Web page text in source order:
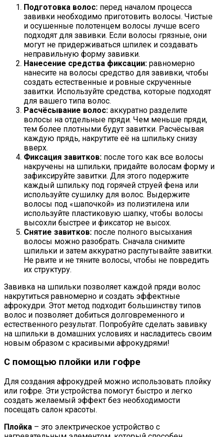
Подготовка волос: перед началом процесса
завивки необходимо приготовить волосы. Чистые
и осушенные полотенцем волосы лучше всего
подходят для завивки. Если волосы грязные, они
могут не придерживаться шпилек и создавать
неправильную форму завивки.
Нанесение средства фиксации: равномерно
нанесите на волосы средство для завивки, чтобы
создать естественные и ровные скрученные
завитки. Используйте средства, которые подходят
для вашего типа волос.
Расчёсывание волос: аккуратно разделите
волосы на отдельные пряди. Чем меньше пряди,
тем более плотными будут завитки. Расчёсывая
каждую прядь, накрутите её на шпильку снизу
вверх.
Фиксация завитков: после того как все волосы
накручены на шпильки, придайте волосам форму и
зафиксируйте завитки. Для этого подержите
каждый шпильку под горячей струей фена или
используйте сушилку для волос. Выдержите
волосы под «шапочкой» из полиэтилена или
используйте пластиковую шапку, чтобы волосы
высохли быстрее и фиксатор не высох.
Снятие завитков: после полного высыхания
волосы можно разобрать. Сначала снимите
шпильки и затем аккуратно распутывайте завитки.
Не рвите и не тяните волосы, чтобы не повредить
их структуру.
Завивка на шпильки позволяет каждой пряди волос
накрутиться равномерно и создать эффектные
афрокудри. Этот метод подходит большинству типов
волос и позволяет добиться долговременного и
естественного результат. Попробуйте сделать завивку
на шпильки в домашних условиях и насладитесь своим
новым образом с красивыми афрокудрями!
С помощью плойки или гофре
Для создания афрокудрей можно использовать плойку
или гофре. Эти устройства помогут быстро и легко
создать желаемый эффект без необходимости
посещать салон красоты.
Плойка – это электрическое устройство с